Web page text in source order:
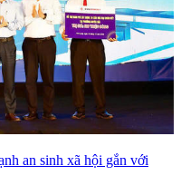
an sinh xã hội gắn với